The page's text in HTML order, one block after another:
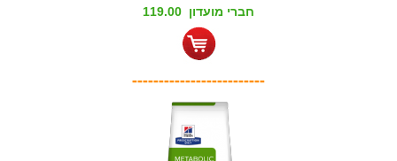
חברי מועדון 119.00
-------------------------